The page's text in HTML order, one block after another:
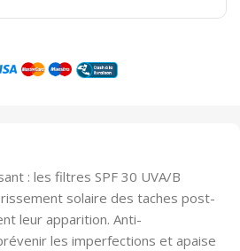
: les filtres SPF 30 UVA/B
solaire des taches post-
leur apparition. Anti-
les imperfections et apaise